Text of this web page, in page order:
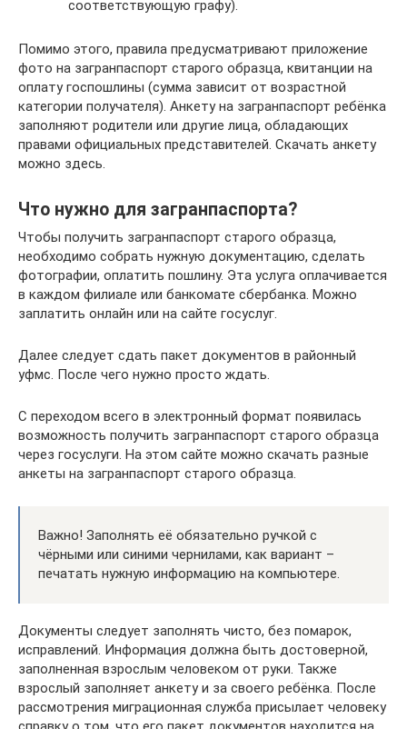
соответствующую графу).
Помимо этого, правила предусматривают приложение
фото на загранпаспорт старого образца, квитанции на
оплату госпошлины (сумма зависит от возрастной
категории получателя). Анкету на загранпаспорт ребёнка
заполняют родители или другие лица, обладающих
правами официальных представителей. Скачать анкету
можно здесь.
Что нужно для загранпаспорта?
Чтобы получить загранпаспорт старого образца,
необходимо собрать нужную документацию, сделать
фотографии, оплатить пошлину. Эта услуга оплачивается
в каждом филиале или банкомате сбербанка. Можно
заплатить онлайн или на сайте госуслуг.
Далее следует сдать пакет документов в районный
уфмс. После чего нужно просто ждать.
С переходом всего в электронный формат появилась
возможность получить загранпаспорт старого образца
через госуслуги. На этом сайте можно скачать разные
анкеты на загранпаспорт старого образца.
Важно! Заполнять её обязательно ручкой с
чёрными или синими чернилами, как вариант –
печатать нужную информацию на компьютере.
Документы следует заполнять чисто, без помарок,
исправлений. Информация должна быть достоверной,
заполненная взрослым человеком от руки. Также
взрослый заполняет анкету и за своего ребёнка. После
рассмотрения миграционная служба присылает человеку